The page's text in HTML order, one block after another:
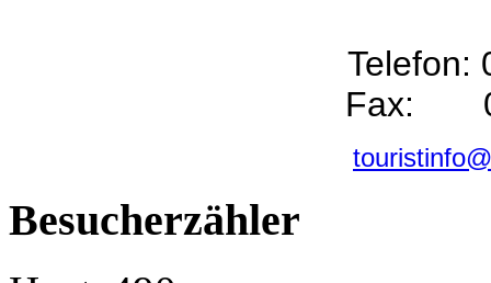
Telefon:
Fax:
Besucherzähler